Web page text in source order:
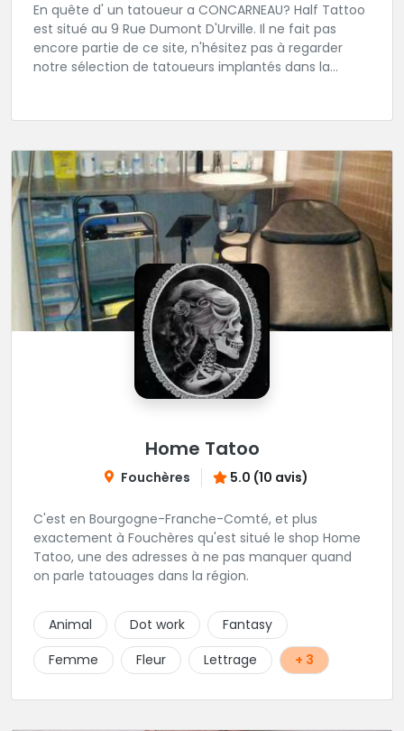
En quête d' un tatoueur a CONCARNEAU? Half Tattoo
est situé au 9 Rue Dumont D'Urville. Il ne fait pas
encore partie de ce site, n'hésitez pas à regarder
notre sélection de tatoueurs implantés dans la
Home Tatoo
Fouchères 5.0 (10 avis)
C'est en Bourgogne-Franche-Comté, et plus
exactement à Fouchères qu'est situé le shop Home
Tatoo, une des adresses à ne pas manquer quand
on parle tatouages dans la région.
Animal Dot work
Fantasy
Femme
Fleur Lettrage + 3